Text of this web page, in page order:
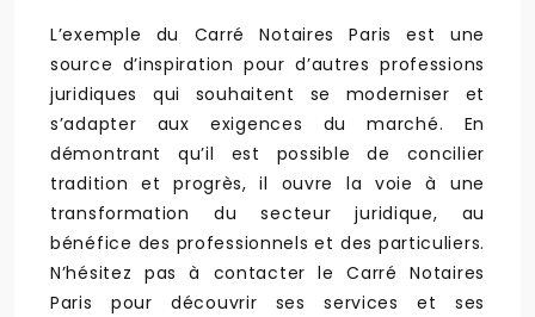
L’exemple du Carré Notaires Paris est une
source d’inspiration pour d’autres professions
juridiques qui souhaitent se moderniser et
s’adapter aux exigences du marché. En
démontrant qu’il est possible de concilier
tradition et progrès, il ouvre la voie à une
transformation du secteur juridique, au
bénéfice des professionnels et des particuliers.
N’hésitez pas à contacter le Carré Notaires
Paris pour découvrir ses services et ses